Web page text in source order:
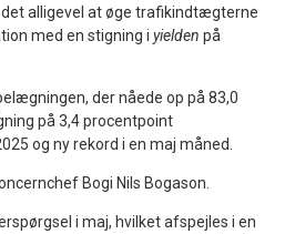
alligevel at øge trafikindtægterne
med en stigning iyielden på
der nåede op på 83,0
på 3,4 procentpoint
og ny rekord i en maj måned.
Bogi Nils Bogason.
i maj, hvilket afspejles i en